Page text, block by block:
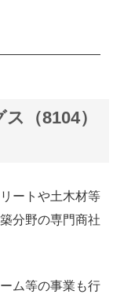
（8104）
ートや土木材等
分野の専門商社
ム等の事業も行